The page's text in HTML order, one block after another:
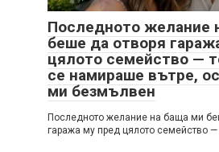
Последното желание
беше да отворя
цялото семейство —
се намираше вътре,
ми безмълвен
Последното желание на баща ми
гаража му пред цялото семейство —